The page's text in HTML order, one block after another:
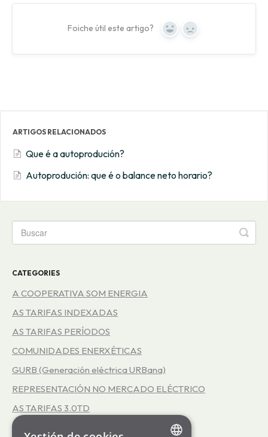
Foiche útil este artigo? Yes No
ARTIGOS RELACIONADOS
Que é a autoprodución?
Autoprodución: que é o balance neto horario?
CATEGORIES
A COOPERATIVA SOM ENERGIA
AS TARIFAS INDEXADAS
AS TARIFAS PERÍODOS
COMUNIDADES ENERXÉTICAS
GURB (Generación eléctrica URBana)
REPRESENTACIÓN NO MERCADO ELÉCTRICO
AS TARIFAS 3.0TD
AUTOPRODUCIÓN